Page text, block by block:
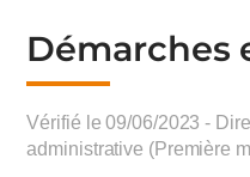
Démarches
Vérifié le 09/06/2023 -
administrative (Première